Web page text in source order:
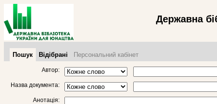
Державна
Пошук Відібрані Персональний кабінет
Автор:
Назва документа:
Анотація: